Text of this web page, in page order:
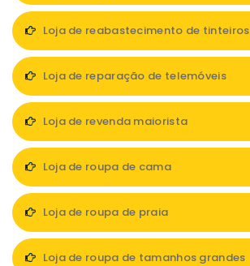
Loja de reabastecimento de tinteiros
Loja de reparação de telemóveis
Loja de revenda maiorista
Loja de roupa de cama
Loja de roupa de praia
Loja de roupa de tamanhos grandes